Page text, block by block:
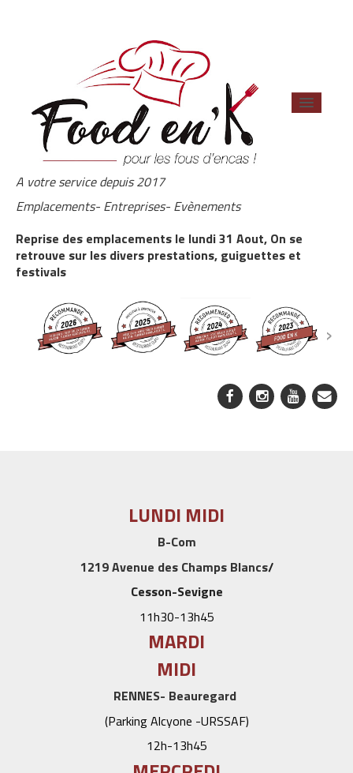
ACCUEIL
Privatisation Food Truck
Nos Burgers Artisanaux
CONTACT
A votre service depuis 2017
Emplacements- Entreprises- Evènements
Reprise des emplacements le lundi 31 Aout, On se
retrouve sur les divers prestations, guiguettes et
festivals
›
LUNDI MIDI
B-Com
1219 Avenue des Champs Blancs/
Cesson-Sevigne
11h30-13h45
MARDI
MIDI
RENNES- Beauregard
(Parking Alcyone -URSSAF)
12h-13h45